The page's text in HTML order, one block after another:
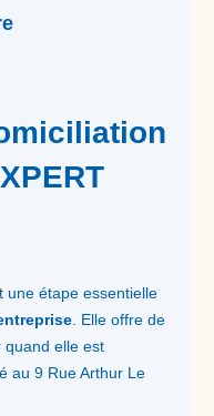
une étape essentielle
. Elle offre de
quand elle est
au 9 Rue Arthur Le